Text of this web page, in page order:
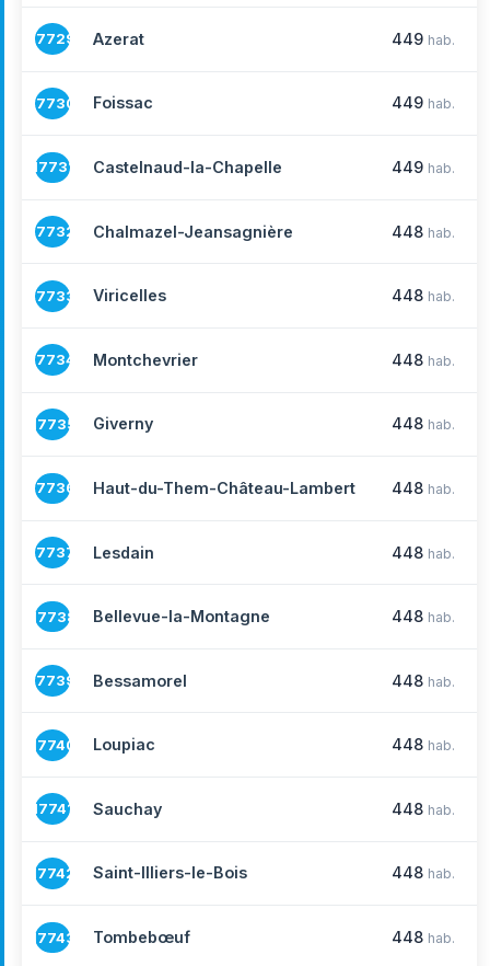
17729 Azerat 449 hab.
17730 Foissac 449 hab.
17731 Castelnaud-la-Chapelle 449 hab.
17732 Chalmazel-Jeansagnière 448 hab.
17733 Viricelles 448 hab.
17734 Montchevrier 448 hab.
17735 Giverny 448 hab.
17736 Haut-du-Them-Château-Lambert 448 hab.
17737 Lesdain 448 hab.
17738 Bellevue-la-Montagne 448 hab.
17739 Bessamorel 448 hab.
17740 Loupiac 448 hab.
17741 Sauchay 448 hab.
17742 Saint-Illiers-le-Bois 448 hab.
17743 Tombebœuf 448 hab.